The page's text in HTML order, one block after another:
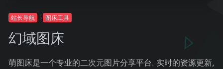
站长导航 图床工具
幻域图床
萌图床是一个专业的二次元图片分享平台. 实时的资源更新,